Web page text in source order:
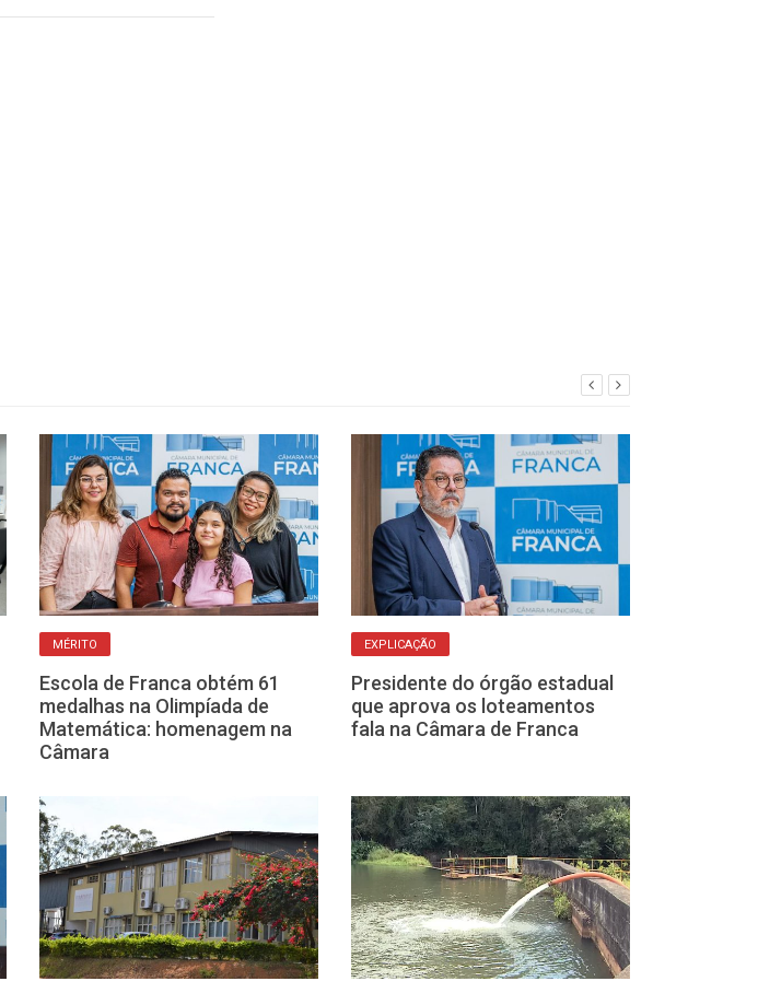
MÉRITO
Escola de Franca obtém 61
medalhas na Olimpíada de
Matemática: homenagem na
Câmara
EXPLICAÇÃO
Presidente do órgão estadual
que aprova os loteamentos
fala na Câmara de Franca